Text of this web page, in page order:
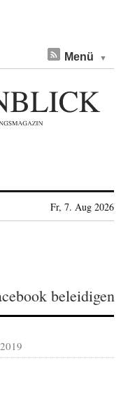
Menü
Fr, 7. Aug 2026
beleidigen